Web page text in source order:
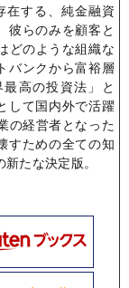
在する、純金融資
彼らのみを顧客と
どのような組織な
バンクから富裕層
高の投資法」と
して国内外で活躍
の経営者となった
すための全ての知
たな決定版。